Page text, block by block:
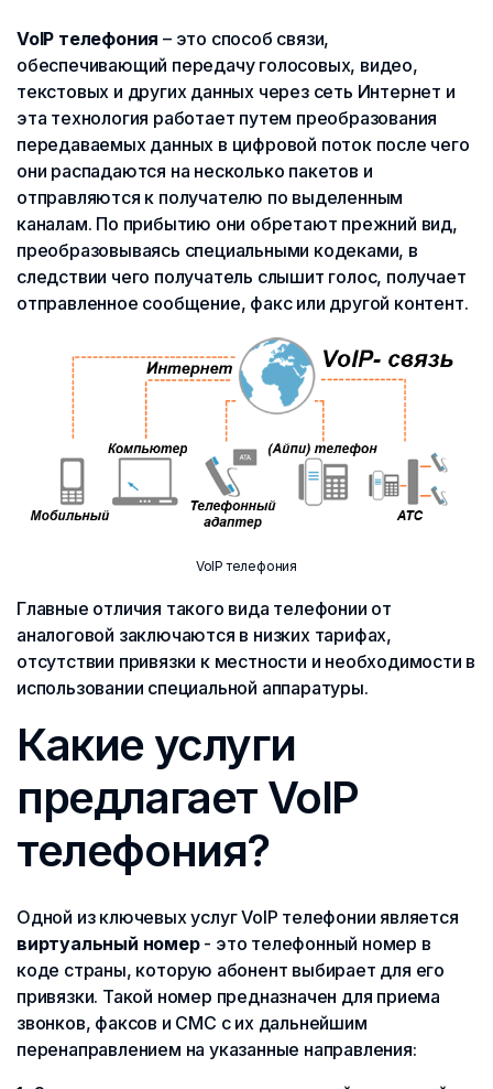
VoIP телефония – это способ связи,
обеспечивающий передачу голосовых, видео,
текстовых и других данных через сеть Интернет и
эта технология работает путем преобразования
передаваемых данных в цифровой поток после чего
они распадаются на несколько пакетов и
отправляются к получателю по выделенным
каналам. По прибытию они обретают прежний вид,
преобразовываясь специальными кодеками, в
следствии чего получатель слышит голос, получает
отправленное сообщение, факс или другой контент.
VoIP телефония
Главные отличия такого вида телефонии от
аналоговой заключаются в низких тарифах,
отсутствии привязки к местности и необходимости в
использовании специальной аппаратуры.
Какие услуги
предлагает VoIP
телефония?
Одной из ключевых услуг VoIP телефонии является
виртуальный номер- это телефонный номер в
коде страны, которую абонент выбирает для его
привязки. Такой номер предназначен для приема
звонков, факсов и СМС с их дальнейшим
перенаправлением на указанные направления: